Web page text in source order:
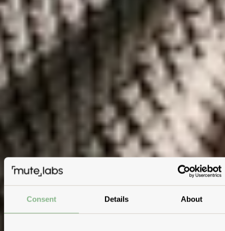
Consent Details About